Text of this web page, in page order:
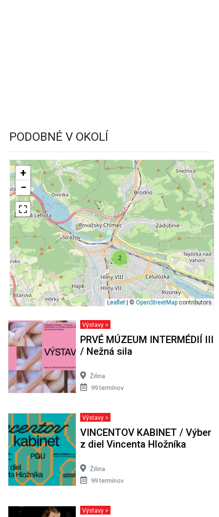
PODOBNÉ V OKOLÍ
2
+
−
Leaflet| © OpenStreetMap contributors
Výstavy >
PRVÉ MÚZEUM INTERMÉDIÍ III
/ Nežná sila
Žilina
99 termínov
Výstavy >
VINCENTOV KABINET / Výber
z diel Vincenta Hložníka
Žilina
99 termínov
Výstavy >